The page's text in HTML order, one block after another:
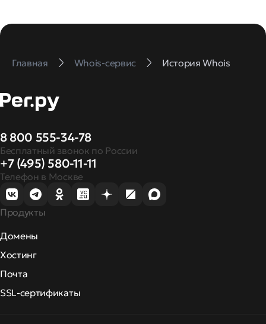
Главная Whois-сервис История Whois
8 800 555-34-78
Бесплатный звонок по России
+7 (495) 580-11-11
Телефон в Москве
Продукты
Домены
Хостинг
Почта
SSL-сертификаты